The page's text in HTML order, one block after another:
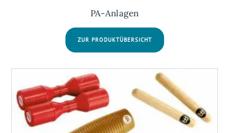
PA-Anlagen
ZUR PRODUKTÜBERSICHT